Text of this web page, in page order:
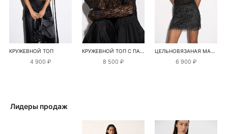
КРУЖЕВНОЙ ТОП
4 900 ₽
КРУЖЕВНОЙ ТОП С ПАЙЕТКАМИ
8 500 ₽
ЦЕЛЬНОВЯЗАНАЯ МАЙКА С ЛЮРЕКСОМ
6 900 ₽
Лидеры продаж